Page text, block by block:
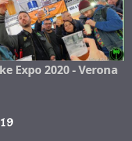
Expo 2020 - Verona